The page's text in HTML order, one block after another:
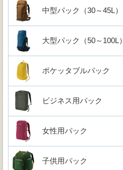
中型パック（30～45L）
大型パック（50～100L）
ポケッタブルパック
ビジネス用パック
女性用パック
子供用パック